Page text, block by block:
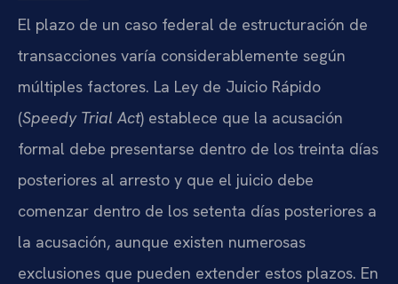
El plazo de un caso federal de estructuración de
transacciones varía considerablemente según
múltiples factores. La Ley de Juicio Rápido
(Speedy Trial Act) establece que la acusación
formal debe presentarse dentro de los treinta días
posteriores al arresto y que el juicio debe
comenzar dentro de los setenta días posteriores a
la acusación, aunque existen numerosas
exclusiones que pueden extender estos plazos. En